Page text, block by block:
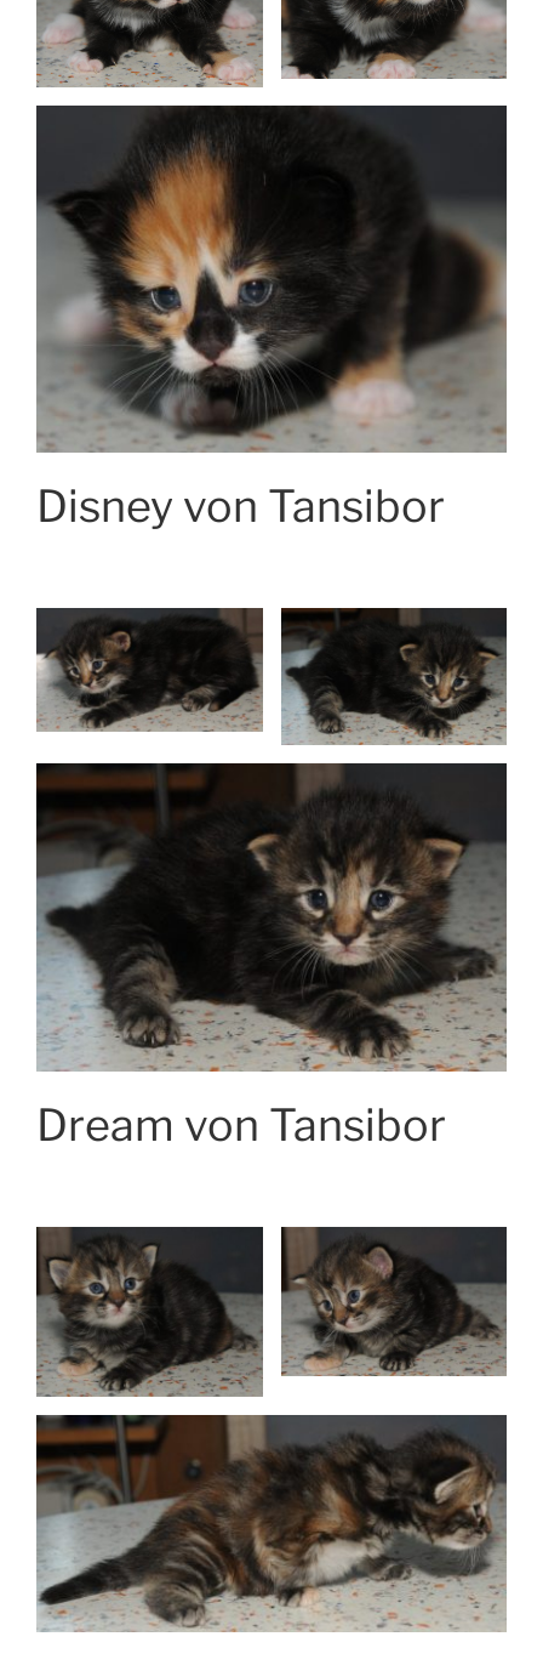
Disney von Tansibor
Dream von Tansibor